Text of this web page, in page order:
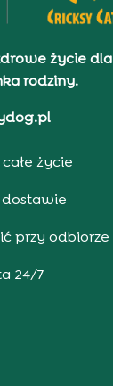
życie dla
rodziny.
życie
dostawie
przy odbiorze
24/7